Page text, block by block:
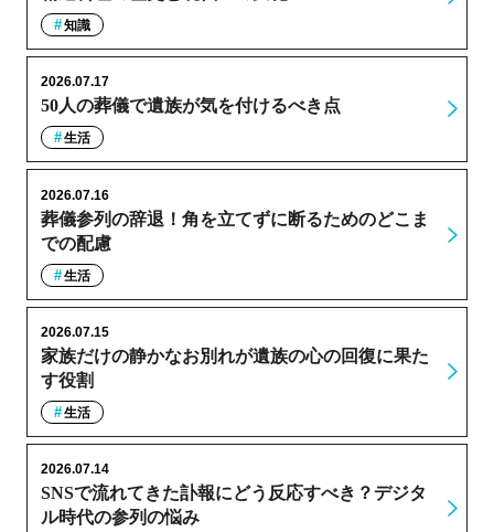
知識
50人の葬儀で遺族が気を付けるべき点
2026.07.17
生活
葬儀参列の辞退！角を立てずに断るためのどこま
での配慮
2026.07.16
生活
家族だけの静かなお別れが遺族の心の回復に果た
す役割
2026.07.15
生活
SNSで流れてきた訃報にどう反応すべき？デジタ
ル時代の参列の悩み
2026.07.14